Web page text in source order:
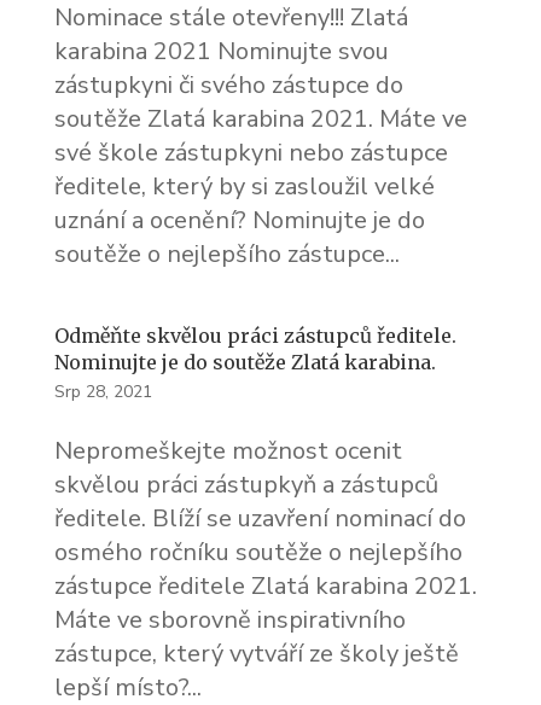
Nominace stále otevřeny!!! Zlatá
karabina 2021 Nominujte svou
zástupkyni či svého zástupce do
soutěže Zlatá karabina 2021. Máte ve
své škole zástupkyni nebo zástupce
ředitele, který by si zasloužil velké
uznání a ocenění? Nominujte je do
soutěže o nejlepšího zástupce...
Odměňte skvělou práci zástupců ředitele.
Nominujte je do soutěže Zlatá karabina.
Srp 28, 2021
Nepromeškejte možnost ocenit
skvělou práci zástupkyň a zástupců
ředitele. Blíží se uzavření nominací do
osmého ročníku soutěže o nejlepšího
zástupce ředitele Zlatá karabina 2021.
Máte ve sborovně inspirativního
zástupce, který vytváří ze školy ještě
lepší místo?...